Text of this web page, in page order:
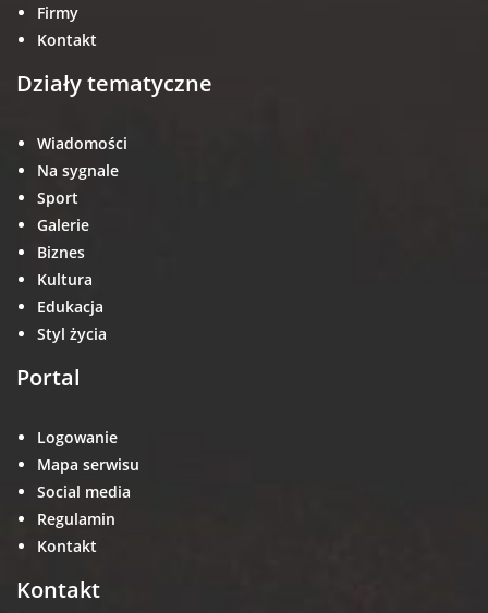
Firmy
Kontakt
Działy tematyczne
Wiadomości
Na sygnale
Sport
Galerie
Biznes
Kultura
Edukacja
Styl życia
Portal
Logowanie
Mapa serwisu
Social media
Regulamin
Kontakt
Kontakt